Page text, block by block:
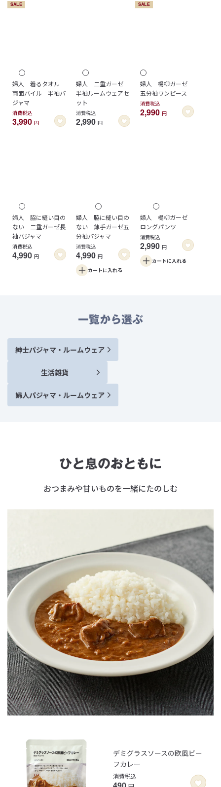
SALE
婦人 着るタオル
両面パイル 半袖パ
ジャマ
消費税込
3,990 円
婦人 二重ガーゼ
半袖ルームウェアセ
ット
消費税込
2,990 円
SALE
婦人 楊柳ガーゼ
五分袖ワンピース
消費税込
2,990 円
婦人 脇に縫い目の
ない 二重ガーゼ長
袖パジャマ
消費税込
4,990 円
婦人 脇に縫い目の
ない 薄手ガーゼ五
分袖パジャマ
消費税込
4,990 円
カートに入れる
婦人 楊柳ガーゼ
ロングパンツ
消費税込
2,990 円
カートに入れる
一覧から選ぶ
紳士パジャマ・ルームウェア
生活雑貨
婦人パジャマ・ルームウェア
ひと息のおともに
おつまみや甘いものを一緒にたのしむ
デミグラスソースの欧風ビー
フカレー
消費税込